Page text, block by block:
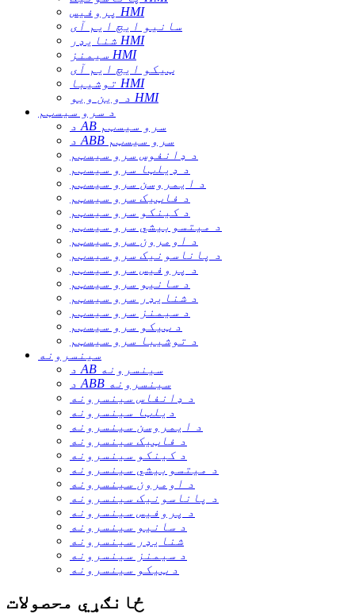
پروفیس HMI
سانیو ایچ ایم آی
شنایډر HMI
سیمنز HMI
ټیکو ایچ ایم آی
توشیبا HMI
د وین ویو HMI
د سرو سیسټم
د AB سرو سیسټم
د ABB سرو سیسټم
د ډانفوس سرو سیسټم
د ډیلټا سرو سیسټم
د ایمروسن سرو سیسټم
د فاټیک سرو سیسټم
د کینکو سرو سیسټم
د میتسوبیشي سرو سیسټم
د اومرون سرو سیسټم
د پاناسونیک سرو سیسټم
د پروفیس سرو سیسټم
د سانیو سرو سیسټم
د شنایډر سرو سیسټم
د سیمنز سرو سیسټم
د ټیکو سرو سیسټم
د توشیبا سرو سیسټم
سینسرونه
د AB سینسرونه
د ABB سینسرونه
د ډانفاس سینسرونه
دیلټا سینسرونه
د ایمروسن سینسرونه
د فاټیک سینسرونه
د کینکو سینسرونه
د میتسوبیشي سینسرونه
د اومرون سینسرونه
د پاناسونیک سینسرونه
د پروفیس سینسرونه
د سانیو سینسرونه
شنایډر سینسرونه
د سیمنز سینسرونه
د ټیکو سینسرونه
ځانګړي محصولات